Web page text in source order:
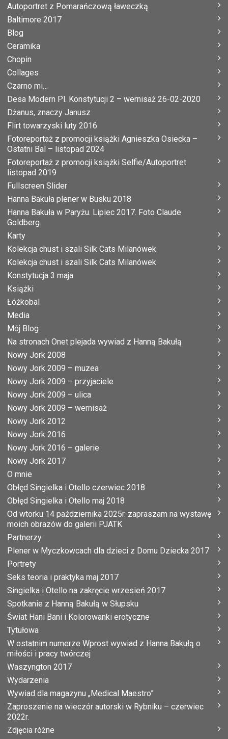
Autoportret z Pomarańczową ławeczką
Baltimore 2017
Blog
Ceramika
Chopin
Collages
Czarno mi…
Desa Modern Pl. Konstytucji 2 – wernisaż 26-02-2020
Dżanus, znaczy Janusz
Flirt towarzyski luty 2016
Fotoreportaż z promocji książki Agnieszka Osiecka –
Ostatni Bal – listopad 2024
Fotoreportaż z promocji książki Selfie/Autoportret
listopad 2019
Fullscreen Slider
Hanna Bakuła plener w Busku 2018
Hanna Bakuła w Paryżu. Lipiec 2017. Foto Claude
Goldberg.
Karty
Kolekcja chust i szali Silk Cats Milanówek
Kolekcja chust i szali Silk Cats Milanówek
Konstytucja 3 maja
Książki
Łóżkobal
Media
Mój Blog
Na stronach Onet plejada wywiad z Hanną Bakułą
Nowy Jork 2008
Nowy Jork 2009 – muzea
Nowy Jork 2009 – przyjaciele
Nowy Jork 2009 – ulica
Nowy Jork 2009 – wernisaż
Nowy Jork 2012
Nowy Jork 2016
Nowy Jork 2016 – galerie
Nowy Jork 2017
O mnie
Obłęd Singielka i Otello czerwiec 2018
Obłęd Singielka i Otello maj 2018
Od wtorku 14 października 2025r. zapraszam na wystawę
moich obrazów do galerii PJATK
Partnerzy
Plener w Myczkowcach dla dzieci z Domu Dziecka 2017
Portrety
Seks teoria i praktyka maj 2017
Singielka i Otello na zakręcie wrzesień 2017
Spotkanie z Hanną Bakułą w Słupsku
Świat Hani Bani i Kolorowanki erotyczne
Tytułowa
W ostatnim numerze Wprost wywiad z Hanna Bakułą o
miłości i pracy twórczej
Waszyngton 2017
Wydarzenia
Wywiad dla magazynu „Medical Maestro”
Zaproszenie na wieczór autorski w Rybniku – czerwiec
2022r.
Zdjęcia różne